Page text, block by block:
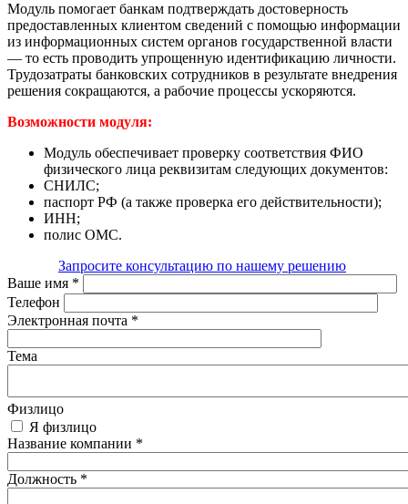
Модуль помогает банкам подтверждать достоверность
предоставленных клиентом сведений с помощью информации
из информационных систем органов государственной власти
— то есть проводить упрощенную идентификацию личности.
Трудозатраты банковских сотрудников в результате внедрения
решения сокращаются, а рабочие процессы ускоряются.
Возможности модуля:
Модуль обеспечивает проверку соответствия ФИО
физического лица реквизитам следующих документов:
СНИЛС;
паспорт РФ (а также проверка его действительности);
ИНН;
полис ОМС.
Запросите консультацию по нашему решению
Ваше имя *
Телефон
Электронная почта *
Тема
Физлицо
Я физлицо
Название компании *
Должность *